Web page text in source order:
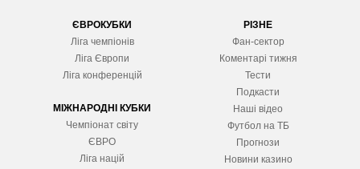
ЄВРОКУБКИ
Ліга чемпіонів
Ліга Європи
Ліга конференцій
МІЖНАРОДНІ КУБКИ
Чемпіонат світу
ЄВРО
Ліга націй
РІЗНЕ
Фан-сектор
Коментарі тижня
Тести
Подкасти
Наші відео
Футбол на ТБ
Прогнози
Новини казино